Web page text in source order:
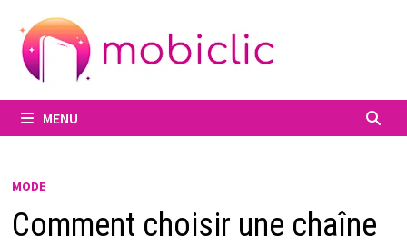
contenu
MENU
MODE
Comment choisir une chaîne